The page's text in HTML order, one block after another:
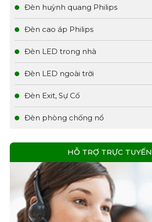
Đèn huỳnh quang Philips
Đèn cao áp Philips
Đèn LED trong nhà
Đèn LED ngoài trời
Đèn Exit, Sự Cố
Đèn phòng chống nổ
HỖ TRỢ TRỰC TUYẾN